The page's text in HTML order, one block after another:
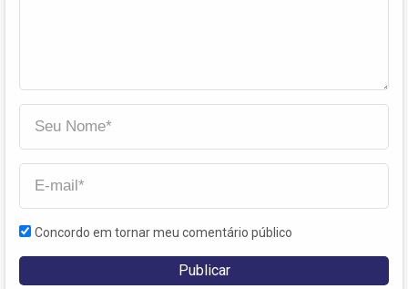
Concordo em tornar meu comentário público